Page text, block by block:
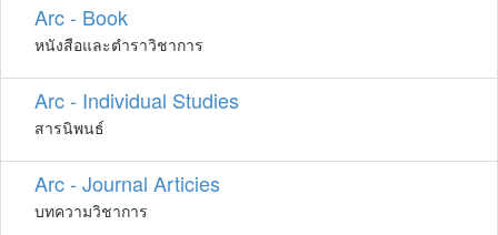
Arc - Book
หนังสือและตำราวิชาการ
Arc - Individual Studies
สารนิพนธ์
Arc - Journal Articies
บทความวิชาการ